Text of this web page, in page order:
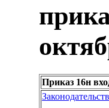
Приказ 16н